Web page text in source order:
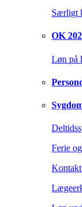
Særligt
OK
Løn på
Ferie